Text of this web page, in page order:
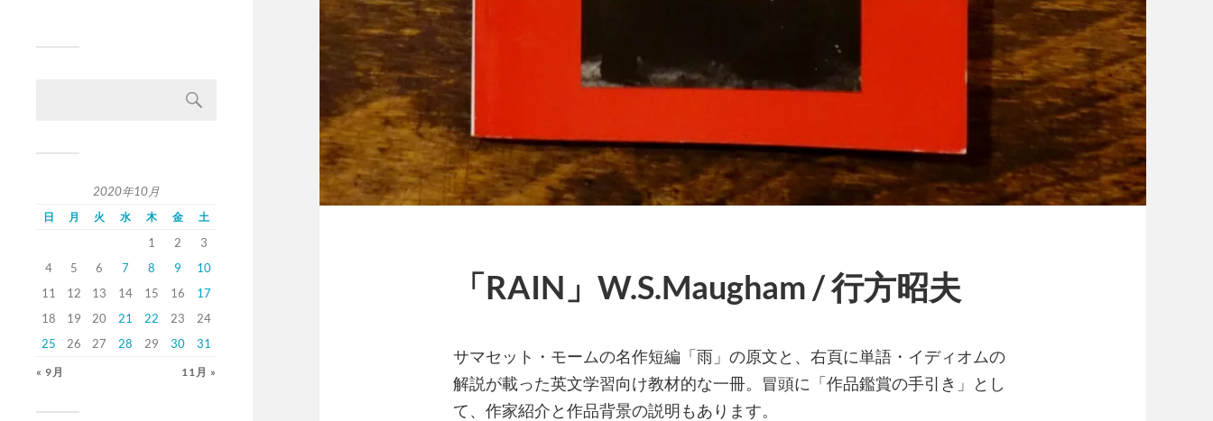
2020年10月
日 月 火 水 木 金 土
1 2
3
4
5 6 7 8 9
10
11
12 13 14 15 16
17
18
19 20 21 22 23
24
25
26 27 28 29 30 31
« 9月 11月 »
「RAIN」W.S.Maugham / 行方昭夫
サマセット・モームの名作短編「雨」の原文と、右頁に単語・イディオムの
解説が載った英文学習向け教材的な一冊。冒頭に「作品鑑賞の手引き」とし
て、作家紹介と作品背景の説明もあります。